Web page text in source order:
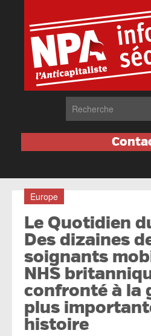
Europe
Le Quotidien
Des dizaines
soignants
NHS
confronté à la
plus
histoire